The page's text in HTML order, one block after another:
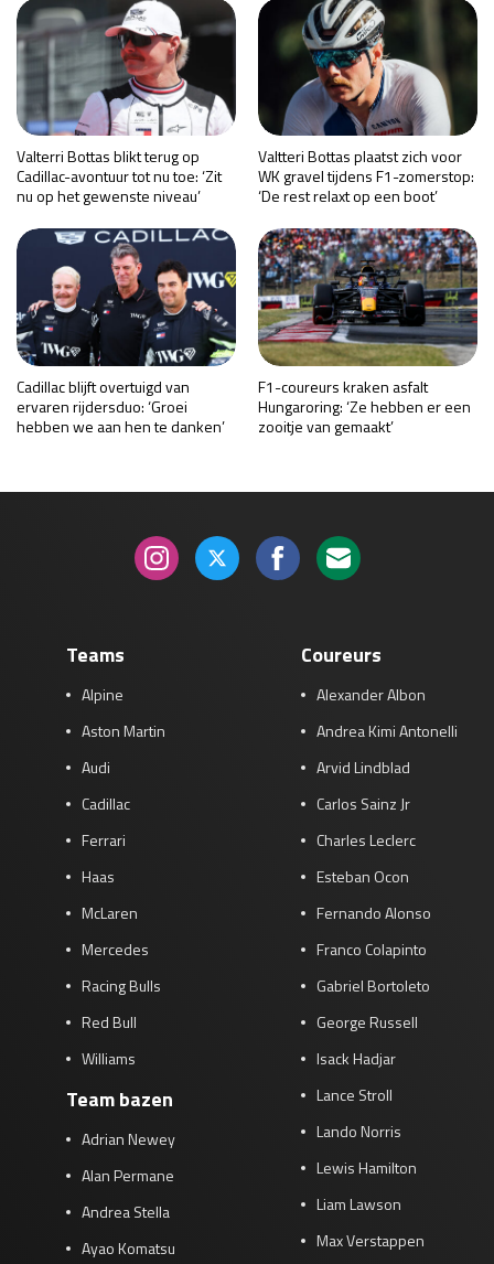
Valterri Bottas blikt terug op
Cadillac-avontuur tot nu toe: ‘Zit
nu op het gewenste niveau’
Valtteri Bottas plaatst zich voor
WK gravel tijdens F1-zomerstop:
‘De rest relaxt op een boot’
Cadillac blijft overtuigd van
ervaren rijdersduo: ‘Groei
hebben we aan hen te danken’
F1-coureurs kraken asfalt
Hungaroring: ‘Ze hebben er een
zooitje van gemaakt’
Teams
Alpine
Aston Martin
Audi
Cadillac
Ferrari
Haas
McLaren
Mercedes
Racing Bulls
Red Bull
Williams
Team bazen
Adrian Newey
Alan Permane
Andrea Stella
Ayao Komatsu
Coureurs
Alexander Albon
Andrea Kimi Antonelli
Arvid Lindblad
Carlos Sainz Jr
Charles Leclerc
Esteban Ocon
Fernando Alonso
Franco Colapinto
Gabriel Bortoleto
George Russell
Isack Hadjar
Lance Stroll
Lando Norris
Lewis Hamilton
Liam Lawson
Max Verstappen